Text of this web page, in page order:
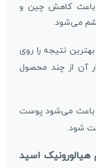
باعث کاهش چین و
می‌شود.
بهترین نتیجه را روی
آن از چند محصول
می‌شود پوست
شود.
اسید